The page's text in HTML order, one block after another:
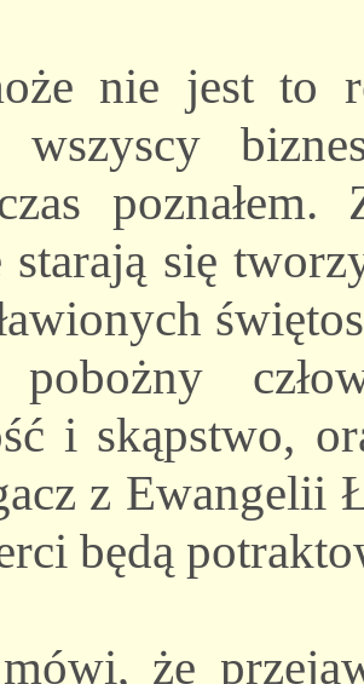
nie jest to
wszyscy
starają się
pobożny
i skąpstwo,
z Ewangelii
będą
że